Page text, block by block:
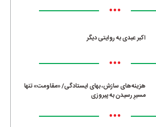
•••
اکبر عبدی به روایتی دیگر
•••
هزینه‌های سازش، بهای ایستادگی/ «مقاومت» تنها
مسیرِ رسیدن به پیروزی
•••